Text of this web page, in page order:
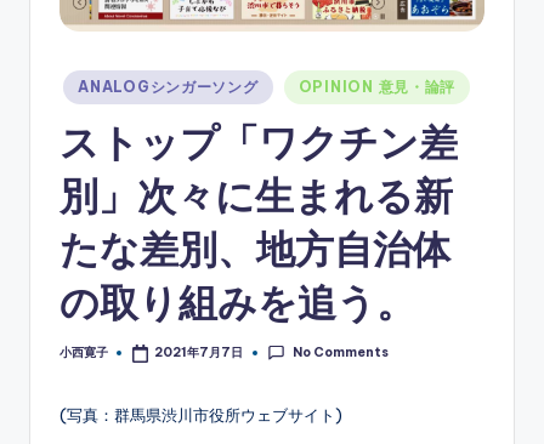
Posted
in
ANALOGシンガーソング OPINION 意見・論評
ストップ「ワクチン差
別」次々に生まれる新
たな差別、地方自治体
の取り組みを追う。
Posted
小西寛子 2021年7月7日 No Comments
(写真：群馬県渋川市役所ウェブサイト)